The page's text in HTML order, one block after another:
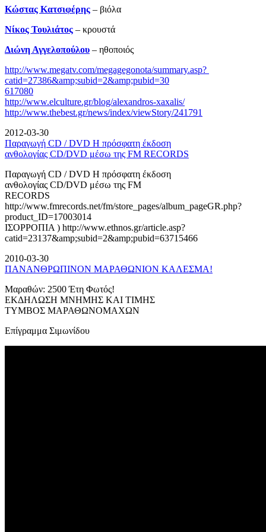
Κώστας Κατσιφέρης – βιόλα
Νίκος Τουλιάτος – κρουστά
Διώνη Αγγελοπούλου – ηθοποιός
http://www.megatv.com/megagegonota/summary.asp?
catid=27386&amp;subid=2&amp;pubid=30
617080
http://www.elculture.gr/blog/alexandros-xaxalis/
http://www.thebest.gr/news/index/viewStory/241791
2012-03-30
Παραγωγή CD / DVD Η πρόσφατη έκδοση
ανθολογίας CD/DVD μέσω της FM RECORDS
Παραγωγή CD / DVD Η πρόσφατη έκδοση
ανθολογίας CD/DVD μέσω της FM
RECORDS
http://www.fmrecords.net/fm/store_pages/album_pageGR.php?
product_ID=17003014
ΙΣΟΡΡΟΠΙΑ ) http://www.ethnos.gr/article.asp?
catid=23137&amp;subid=2&amp;pubid=63715466
2010-03-30
ΠΑΝΑΝΘΡΩΠΙΝΟΝ ΜΑΡΑΘΩΝΙΟΝ ΚΑΛΕΣΜΑ!
Μαραθών: 2500 Έτη Φωτός!
ΕΚΔΗΛΩΣΗ ΜΝΗΜΗΣ ΚΑΙ ΤΙΜΗΣ
ΤΥΜΒΟΣ ΜΑΡΑΘΩΝΟΜΑΧΩΝ
Επίγραμμα Σιμωνίδου